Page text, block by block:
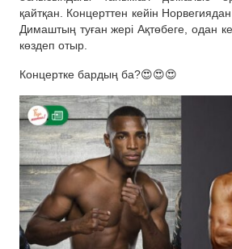
қайтқан. Концерттен кейін
Димаштың туған жері Ақтөбеге, одан
көздеп отыр.
Концертке бардың ба?😍😍😍